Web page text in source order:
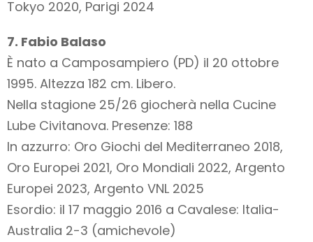
Tokyo 2020, Parigi 2024
7. Fabio Balaso
È nato a Camposampiero (PD) il 20 ottobre
1995. Altezza 182 cm. Libero.
Nella stagione 25/26 giocherà nella Cucine
Lube Civitanova. Presenze: 188
In azzurro: Oro Giochi del Mediterraneo 2018,
Oro Europei 2021, Oro Mondiali 2022, Argento
Europei 2023, Argento VNL 2025
Esordio: il 17 maggio 2016 a Cavalese: Italia-
Australia 2-3 (amichevole)